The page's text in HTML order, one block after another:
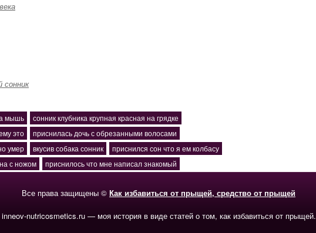
сонник
мышь
сонник клубника крупная красная на грядке
это
приснилась дочь с обрезанными волосами
умер
вкусив собака сонник
приснился сон что я ем колбасу
с ножом
приснилось что мне написал знакомый
Все права защищены © Как избавиться от прыщей, средство от прыщей
inneov-nutricosmetics.ru — моя история в виде статей о том, как избавиться от прыщей.